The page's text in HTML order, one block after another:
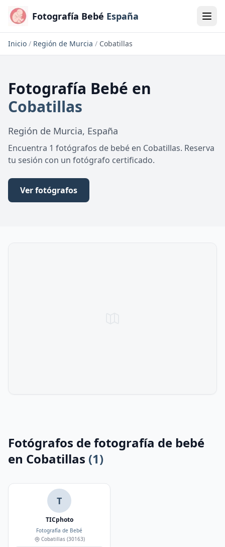
Fotografía Bebé España
Inicio / Región de Murcia / Cobatillas
Fotografía Bebé en
Cobatillas
Región de Murcia, España
Encuentra 1 fotógrafos de bebé en Cobatillas. Reserva
tu sesión con un fotógrafo certificado.
Ver fotógrafos
Fotógrafos de fotografía de bebé
en Cobatillas (1)
T
TICphoto
Fotografía de Bebé
Cobatillas(30163)